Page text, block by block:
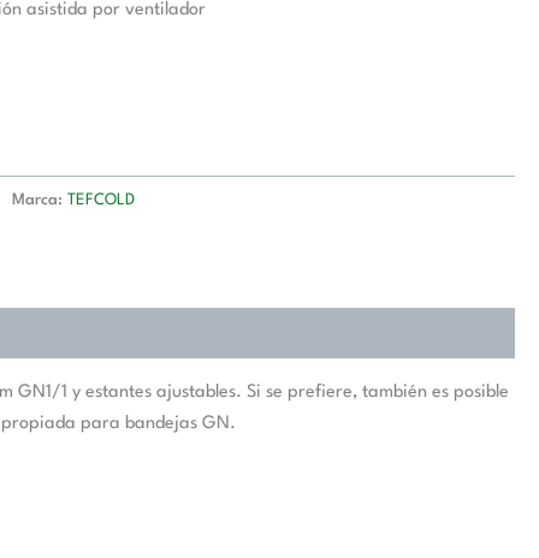
asistida por ventilador
Marca: TEFCOLD
GN1/1 y estantes ajustables. Si se prefiere, también es posible
para bandejas GN.